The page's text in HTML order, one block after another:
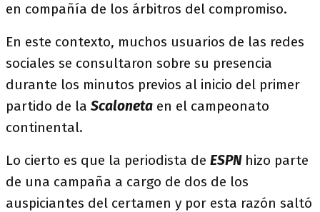
en compañía de los árbitros del compromiso.
En este contexto, muchos usuarios de las redes
sociales se consultaron sobre su presencia
durante los minutos previos al inicio del primer
partido de la Scaloneta en el campeonato
continental.
Lo cierto es que la periodista de ESPN hizo parte
de una campaña a cargo de dos de los
auspiciantes del certamen y por esta razón saltó